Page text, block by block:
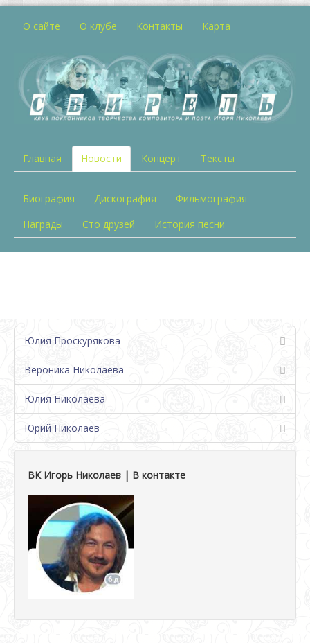
О сайте О клубе Контакты Карта
Главная Новости Концерт Тексты
Биография Дискография
Фильмография
Награды
Сто друзей История песни
Юлия Проскурякова
Вероника Николаева
Юлия Николаева
Юрий Николаев
ВК Игорь Николаев | В контакте